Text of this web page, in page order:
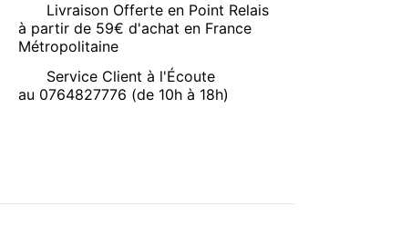
Livraison Offerte en Point Relais
à partir de 59€ d'achat en France
Métropolitaine
Service Client à l'Écoute
au 0764827776 (de 10h à 18h)